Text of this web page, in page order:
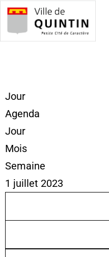
Jour
Agenda
Jour
Mois
Semaine
1 juillet 2023